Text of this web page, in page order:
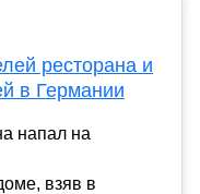
ресторана и
в Германии
напал на
взяв в